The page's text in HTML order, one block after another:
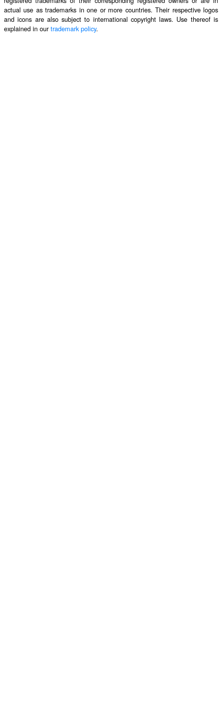
actual use as trademarks in one or more countries. Their respective logos
and icons are also subject to international copyright laws. Use thereof is
explained in ourtrademark policy.